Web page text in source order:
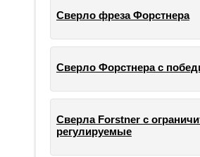
Сверло фреза Форстнера
Сверло Форстнера с
Сверла Forstner с
регулируемые